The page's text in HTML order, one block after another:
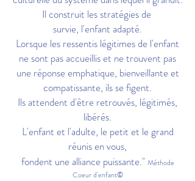
Il construit les stratégies de
survie, l'enfant adapté.
Lorsque les ressentis légitimes de l'enfant
ne sont pas accueillis et ne trouvent pas
une réponse emphatique, bienveillante et
compatissante, ils se figent.
Ils attendent d'être retrouvés, légitimés,
libérés.
L'enfant et l'adulte, le petit et le grand
réunis en vous,
fondent une alliance puissante." Méthode
Coeur d'enfant©